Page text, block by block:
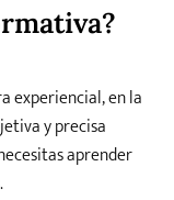
experiencial, en la
y precisa
aprender